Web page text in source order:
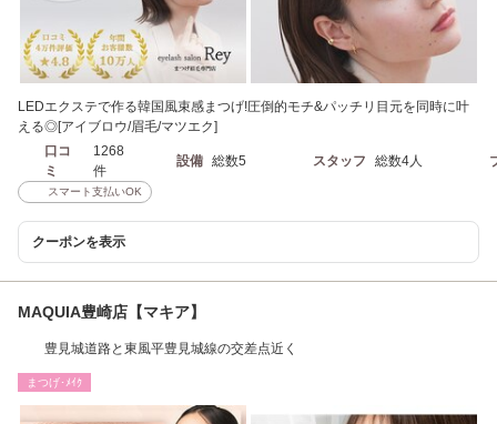
LEDエクステで作る韓国風束感まつげ!圧倒的モチ&パッチリ目元を同時に叶
える◎[アイブロウ/眉毛/マツエク]
口コ
ミ
1268
件
設備 総数5 スタッフ 総数4人
スマート支払いOK
クーポンを表示
MAQUIA豊崎店【マキア】
豊見城道路と東風平豊見城線の交差点近く
まつげ･ﾒｲｸ